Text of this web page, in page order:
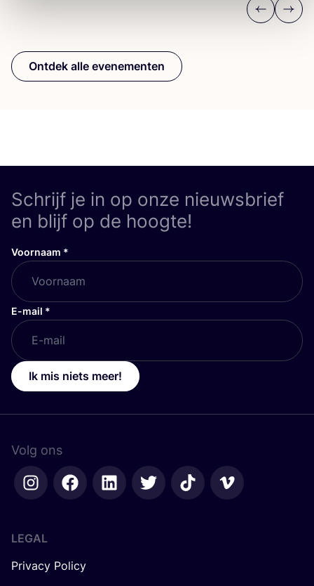
Previous
Next
Ontdek alle evenementen
Schrijf je in op onze nieuwsbrief
en blijf op de hoogte!
Voornaam *
E-mail *
Ik mis niets meer!
Volg ons
LEGAL
Privacy Policy